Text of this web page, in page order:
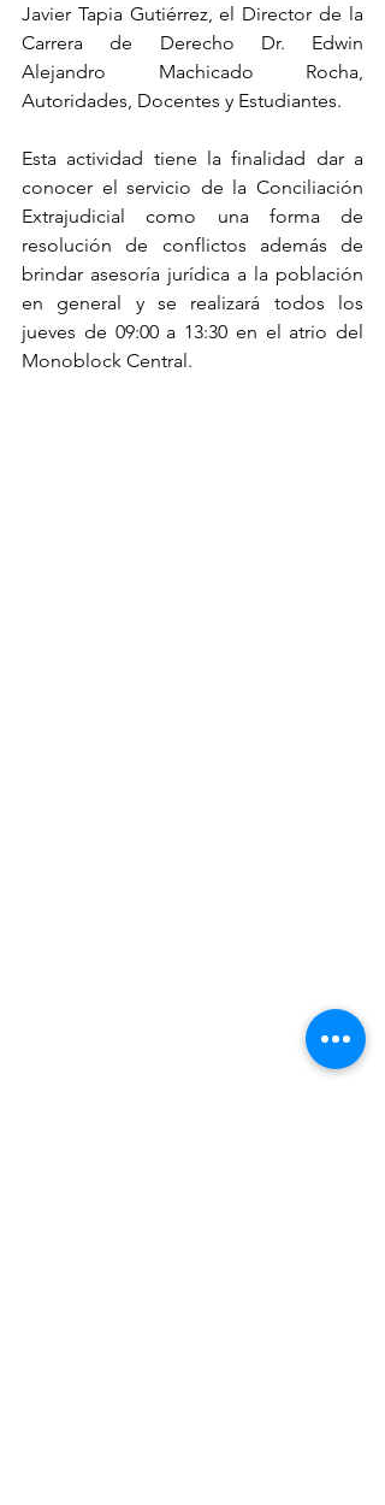
Javier Tapia Gutiérrez, el Director de la
Carrera de Derecho Dr. Edwin
Alejandro Machicado Rocha,
Autoridades, Docentes y Estudiantes.
Esta actividad tiene la finalidad dar a
conocer el servicio de la Conciliación
Extrajudicial como una forma de
resolución de conflictos además de
brindar asesoría jurídica a la población
en general y se realizará todos los
jueves de 09:00 a 13:30 en el atrio del
Monoblock Central.